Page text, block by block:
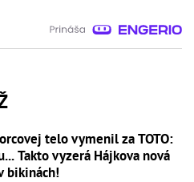
telo vymenil za TOTO:
Takto vyzerá Hájkova nová
bikinách!